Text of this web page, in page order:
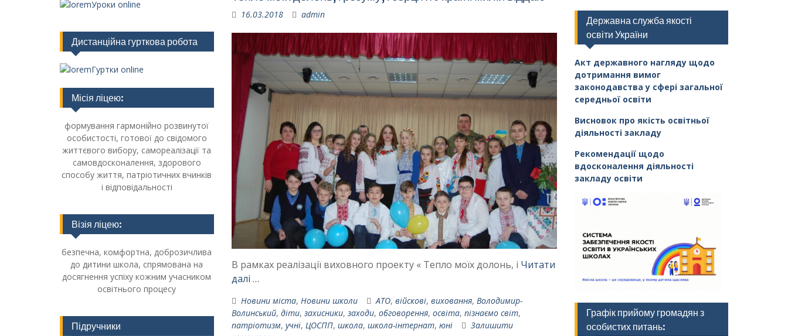
16.03.2018 admin
В рамках реалізації виховного проекту « Тепло моїх долонь, і Читати
далі …
Новини міста, Новини школи АТО, війскові, виховання, Володимир-
Волинський, діти, захисники, заходи, обговорення, освіта, пізнаємо світ,
патріотизм, учні, ЦОСПП, школа, школа-інтернат, юні
Залишити
Державна служба якості
освіти України
Акт державного нагляду щодо
дотримання вимог
законодавства у сфері загальної
середньої освіти
Висновок про якість освітньої
діяльності закладу
Рекомендації щодо
вдосконалення діяльності
закладу освіти
Графік прийому громадян з
особистих питань:
Уроки online
Дистанційна гурткова робота
Гуртки online
Місія ліцею:
формування гармонійно розвинутої
особистості, готової до свідомого
життєвого вибору, самореалізації та
самовдосконалення, здорового
способу життя, патріотичних вчинків
і відповідальності
Візія ліцею:
безпечна, комфортна, доброзичлива
до дитини школа, спрямована на
досягнення успіху кожним учасником
освітнього процесу
Підручники